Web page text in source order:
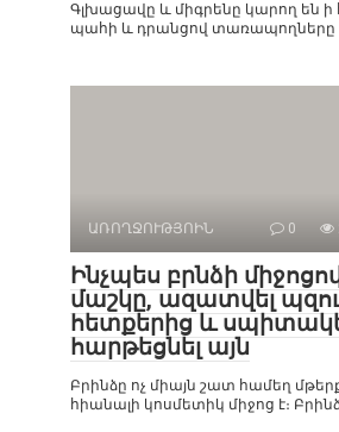
Գլխացավը և միգրենը կարող են ի
պահի և դրանցով
ԱՌՈՂՋՈՒԹՅՈԻՆ 0
Ինչպես բրնձի
մաշկը, ազատվել
հետքերից և
հարթեցնել այն
Բրինձը ոչ միայն շատ համեղ
հիանալի կոսմետիկ միջոց է։